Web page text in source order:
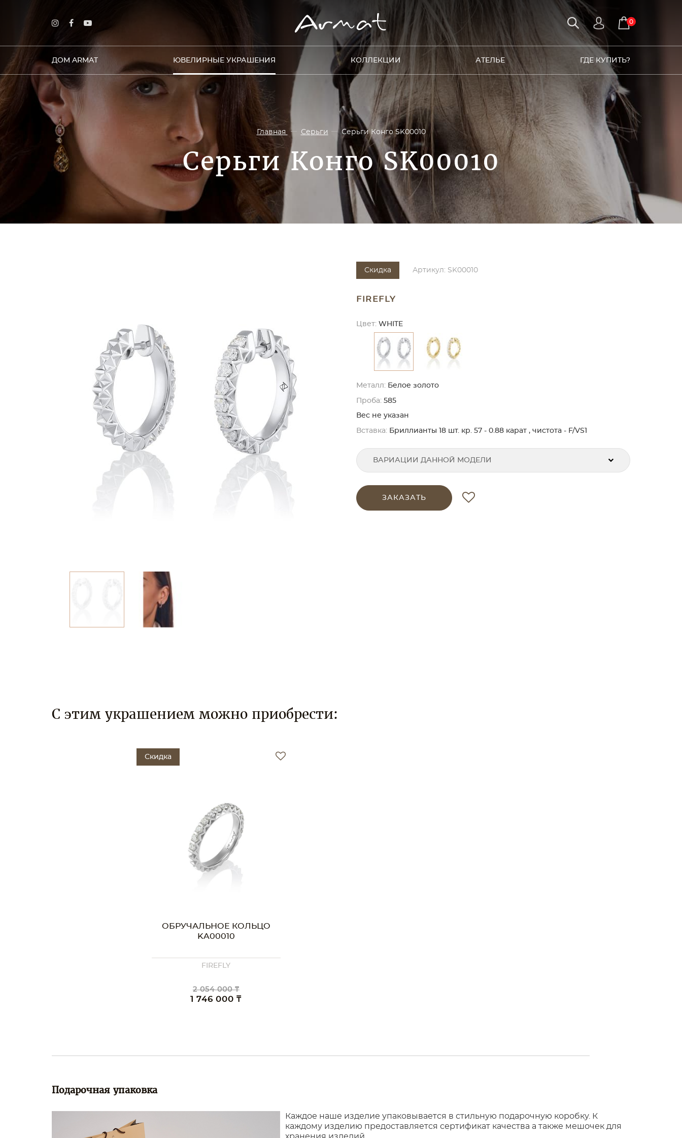
0
ДОМ ARMAT ЮВЕЛИРНЫЕ УКРАШЕНИЯ КОЛЛЕКЦИИ АТЕЛЬЕ ГДЕ КУПИТЬ?
Главная Серьги Серьги Конго SK00010
Серьги Конго SK00010
Скидка Артикул: SK00010
FIREFLY
Цвет: WHITE
Металл: Белое золото
Проба: 585
Вес не указан
Вставка: Бриллианты 18 шт. кр. 57 - 0.88 карат , чистота - F/VS1
ВАРИАЦИИ ДАННОЙ МОДЕЛИ
ЗАКАЗАТЬ
С этим украшением можно приобрести:
Скидка
ОБРУЧАЛЬНОЕ КОЛЬЦО
KA00010
FIREFLY
2 054 000 ₸
1 746 000 ₸
Подарочная упаковка
Каждое наше изделие упаковывается в стильную подарочную коробку. К
каждому изделию предоставляется сертификат качества а также мешочек для